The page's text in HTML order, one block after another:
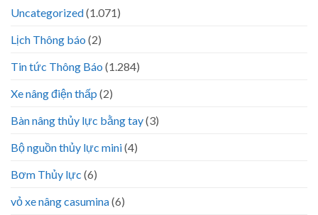
Uncategorized(1.071)
Lịch Thông báo (2)
Tin tức Thông Báo (1.284)
Xe nâng điện thấp (2)
Bàn nâng thủy lực bằng tay(3)
Bộ nguồn thủy lực mini(4)
Bơm Thủy lực (6)
vỏ xe nâng casumina(6)